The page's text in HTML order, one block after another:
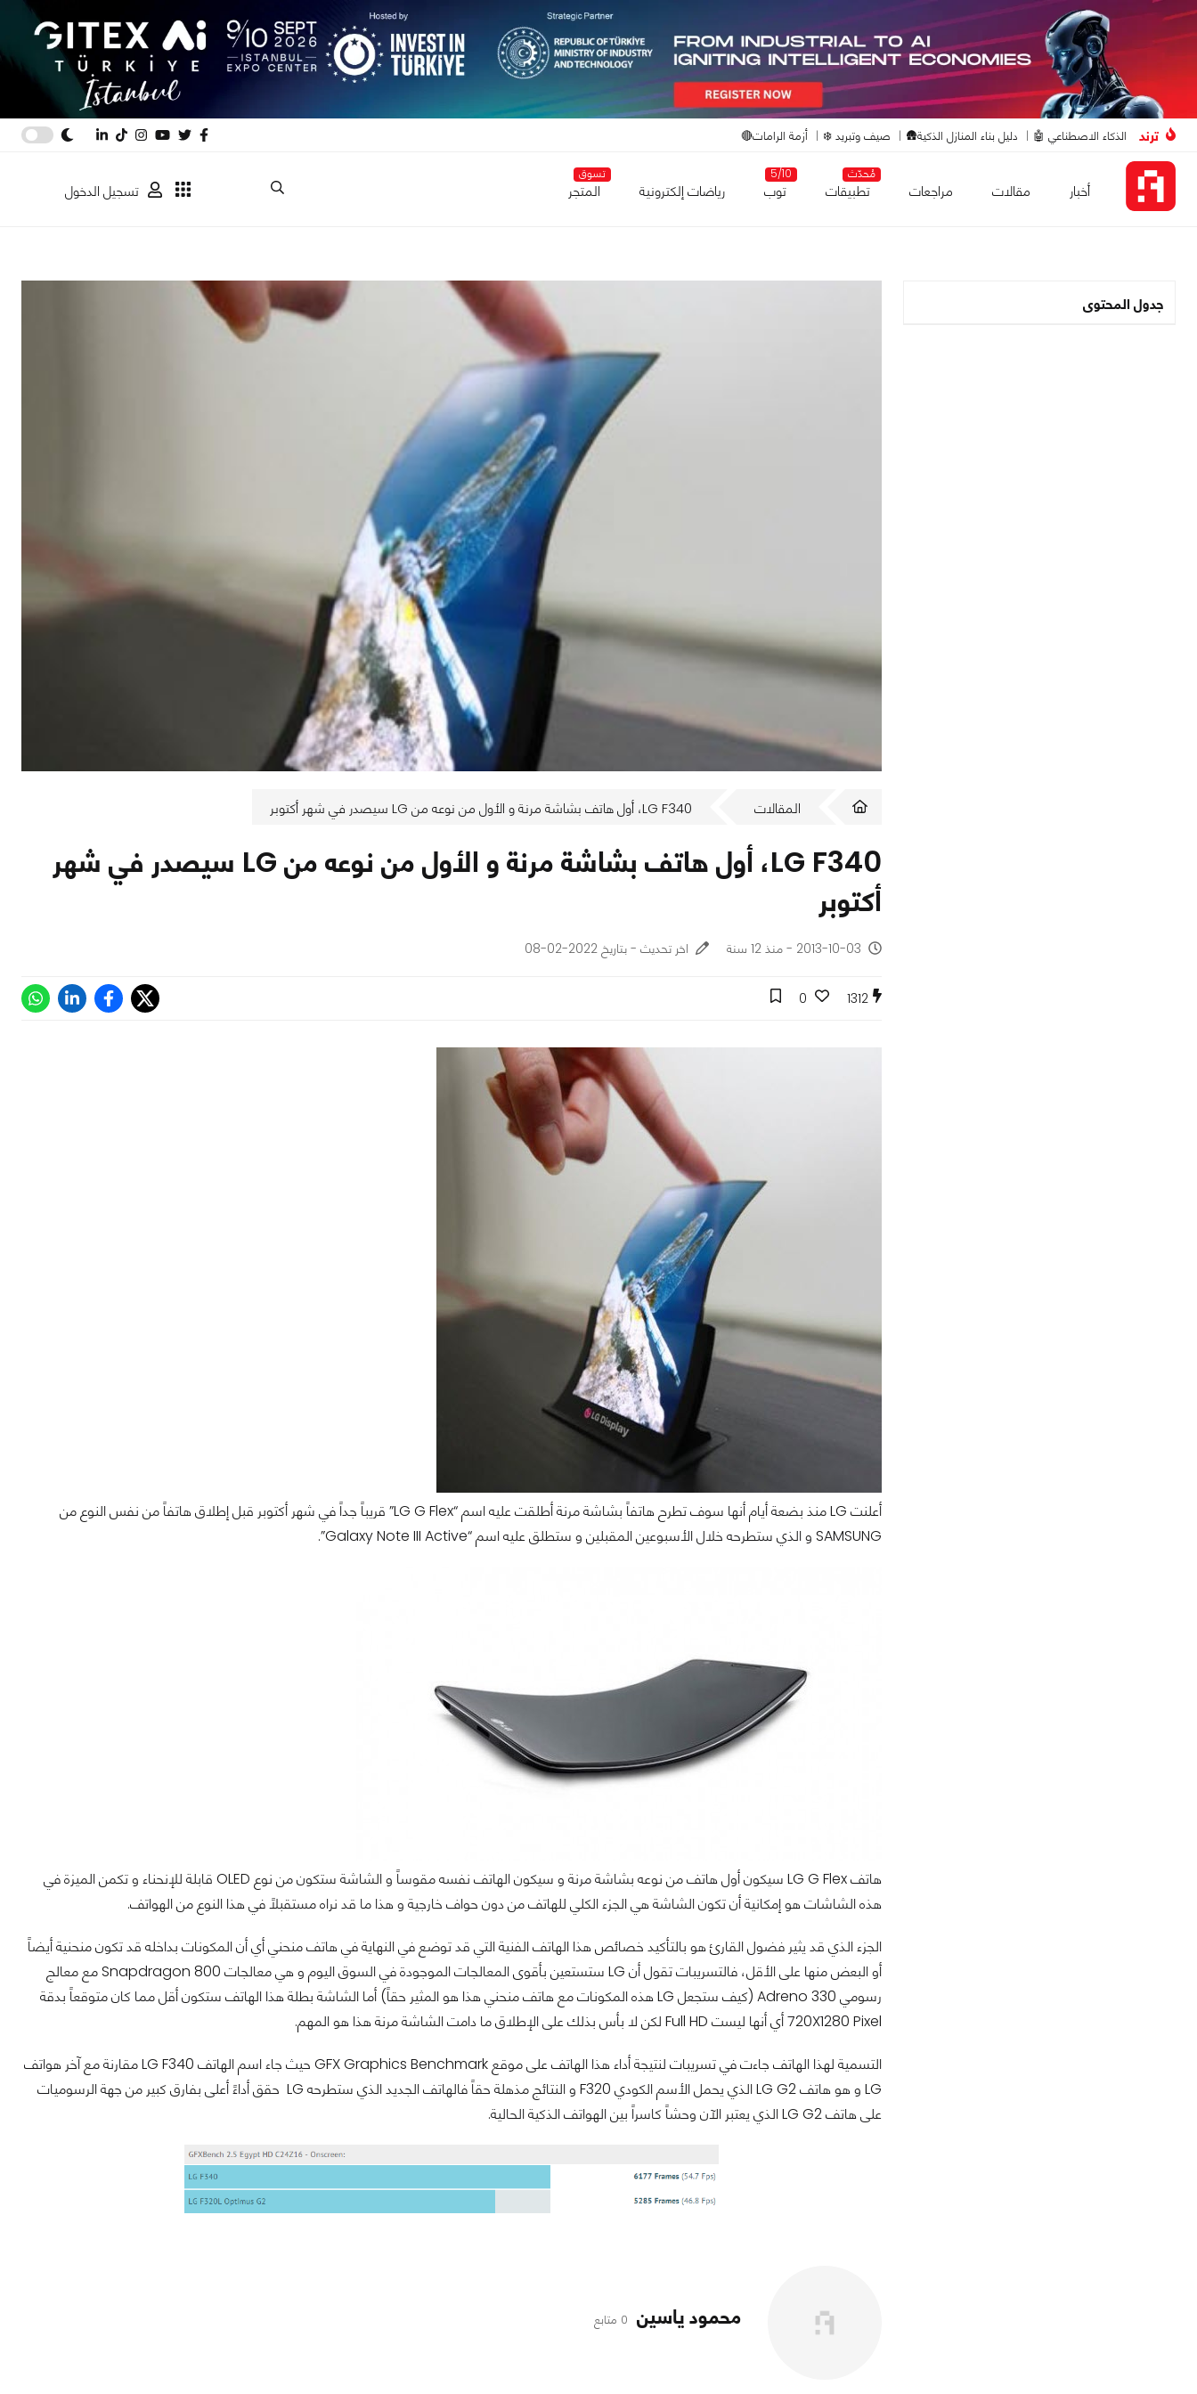
ترند الذكاء الاصطناعي 🤖 دليل بناء المنازل الذكية🛖 صيف وتبريد ❄️ أزمة الرامات🔴
أخبار مقالات مراجعات
مُحدّث
تطبيقات
5/10
توب رياضات إلكترونية
تسوق
المتجر تسجيل الدخول
جدول المحتوى
المقالات LG F340، أول هاتف بشاشة مرنة و الأول من نوعه من LG سيصدر في شهر أكتوبر
LG F340، أول هاتف بشاشة مرنة و الأول من نوعه من LG سيصدر في شهر
أكتوبر
2013-10-03 - منذ 12 سنة اخر تحديث - بتاريخ 2022-02-08
1312
0
أعلنت LG منذ بضعة أيام أنها سوف تطرح هاتفاً بشاشة مرنة أطلقت عليه اسم “LG G Flex” قريباً جداً في شهر أكتوبر قبل إطلاق هاتفاً من نفس النوع من
SAMSUNG و الذي ستطرحه خلال الأسبوعين المقبلين و ستطلق عليه اسم “Galaxy Note III Active”.
هاتف LG G Flex سيكون أول هاتف من نوعه بشاشة مرنة و سيكون الهاتف نفسه مقوساً و الشاشة ستكون من نوع OLED قابلة للإنحناء و تكمن الميزة في
هذه الشاشات هو إمكانية أن تكون الشاشة هي الجزء الكلي للهاتف من دون حواف خارجية و هذا ما قد نراه مستقبلاً في هذا النوع من الهواتف.
الجزء الذي قد يثير فضول القارئ هو بالتأكيد خصائص هذا الهاتف الفنية التي قد توضع في النهاية في هاتف منحني أي أن المكونات بداخله قد تكون منحنية أيضاً
أو البعض منها على الأقل، فالتسريبات تقول أن LG ستستعين بأقوى المعالجات الموجودة في السوق اليوم و هي معالجات Snapdragon 800 مع معالج
رسومي Adreno 330 (كيف ستجعل LG هذه المكونات مع هاتف منحني هذا هو المثير حقاً) أما الشاشة بطلة هذا الهاتف ستكون أقل مما كان متوقعاً بدقة
720X1280 Pixel أي أنها ليست Full HD لكن لا بأس بذلك على الإطلاق ما دامت الشاشة مرنة هذا هو المهم.
التسمية لهذا الهاتف جاءت في تسريبات لنتيجة أداء هذا الهاتف على موقع GFX Graphics Benchmark حيث جاء اسم الهاتف LG F340 مقارنة مع آخر هواتف
LG و هو هاتف LG G2 الذي يحمل الأسم الكودي F320 و النتائج مذهلة حقاً فالهاتف الجديد الذي ستطرحه LG حقق أداءً أعلى بفارق كبير من جهة الرسوميات
على هاتف LG G2 الذي يعتبر الآن وحشاً كاسراً بين الهواتف الذكية الحالية.
محمود ياسين 0 متابع